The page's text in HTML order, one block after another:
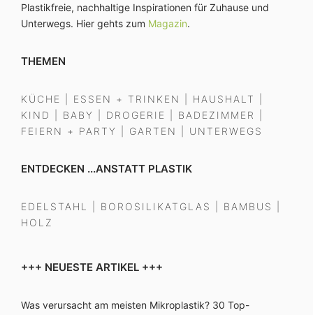
Plastikfreie, nachhaltige Inspirationen für Zuhause und
Unterwegs. Hier gehts zum Magazin.
THEMEN
KÜCHE ESSEN + TRINKEN HAUSHALT
KIND
BABY DROGERIE BADEZIMMER
FEIERN + PARTY
GARTEN UNTERWEGS
ENTDECKEN ...ANSTATT PLASTIK
EDELSTAHL BOROSILIKATGLAS BAMBUS
HOLZ
+++ NEUESTE ARTIKEL +++
Was verursacht am meisten Mikroplastik? 30 Top-